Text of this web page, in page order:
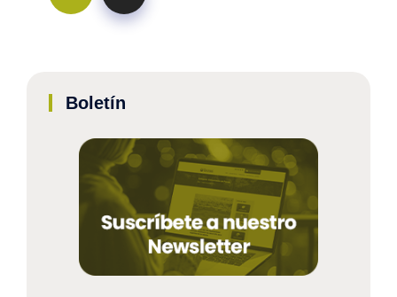
Boletín